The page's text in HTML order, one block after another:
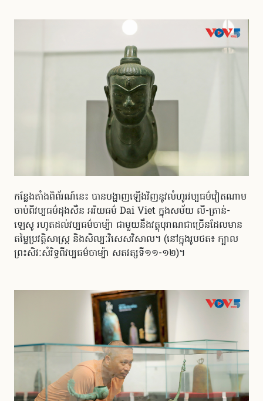
កន្លែងតាំងពិព័រណ៍នេះ បានបង្ហាញឡើងវិញនូវលំហូរវប្បធម៌វៀតណាម
ចាប់ពីវប្បធម៌ដុងសឺន អរិយធម៌ Dai Viet ក្នុងសម័យ លី-ត្រាន់-
ឡេសូ រហូតដល់វប្បធម៌ចាម្ប៉ា ជាមួយនឹងវត្ថុបុរាណជាច្រើនដែលមាន
តម្លៃប្រវត្តិសាស្ត្រ និងសិល្បៈវិសេសវិសាល។ (នៅក្នុងរូបថត៖ ក្បាល
ព្រះសិវៈសំរិទ្ធពីវប្បធម៌ចាម្ប៉ា សតវត្សទី១១-១២)។